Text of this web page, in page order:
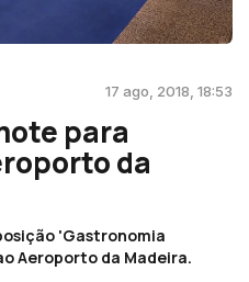
17 ago, 2018, 18:53
para
da
'Gastronomia
Aeroporto da Madeira.